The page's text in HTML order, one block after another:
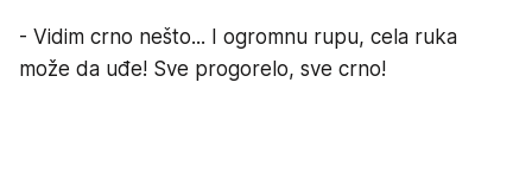
- Vidim crno nešto... I ogromnu rupu, cela ruka
može da uđe! Sve progorelo, sve crno!